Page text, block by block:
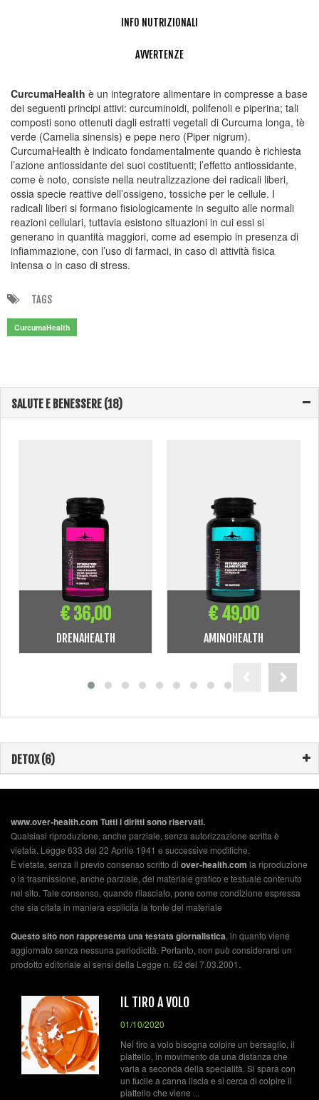
INFO NUTRIZIONALI
AVVERTENZE
CurcumaHealth è un integratore alimentare in compresse a base
dei seguenti principi attivi: curcuminoidi, polifenoli e piperina; tali
composti sono ottenuti dagli estratti vegetali di Curcuma longa, tè
verde (Camelia sinensis) e pepe nero (Piper nigrum).
CurcumaHealth è indicato fondamentalmente quando è richiesta
l’azione antiossidante dei suoi costituenti; l’effetto antiossidante,
come è noto, consiste nella neutralizzazione dei radicali liberi,
ossia specie reattive dell’ossigeno, tossiche per le cellule. I
radicali liberi si formano fisiologicamente in seguito alle normali
reazioni cellulari, tuttavia esistono situazioni in cui essi si
generano in quantità maggiori, come ad esempio in presenza di
infiammazione, con l’uso di farmaci, in caso di attività fisica
intensa o in caso di stress.
TAGS
CurcumaHealth
SALUTE E BENESSERE (18)
€ 36,00
DRENAHEALTH
€ 49,00
AMINOHEALTH
DETOX (6)
www.over-health.com Tutti i diritti sono riservati.
Qualsiasi riproduzione, anche parziale, senza autorizzazione scritta è
vietata. Legge 633 del 22 Aprile 1941 e successive modifiche.
È vietata, senza il previo consenso scritto di over-health.com la riproduzione
o la trasmissione, anche parziale, del materiale grafico e testuale contenuto
nel sito. Tale consenso, quando rilasciato, pone come condizione espressa
che sia citata in maniera esplicita la fonte del materiale
Questo sito non rappresenta una testata giornalistica, in quanto viene
aggiornato senza nessuna periodicità. Pertanto, non può considerarsi un
prodotto editoriale ai sensi della Legge n. 62 del 7.03.2001.
IL TIRO A VOLO
01/10/2020
Nel tiro a volo bisogna colpire un bersaglio, il
piattello, in movimento da una distanza che
varia a seconda della specialità. Si spara con
un fucile a canna liscia e si cerca di colpire il
piattello che viene ...